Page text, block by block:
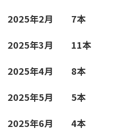
2025年2月 7本
2025年3月 11本
2025年4月 8本
2025年5月 5本
2025年6月 4本